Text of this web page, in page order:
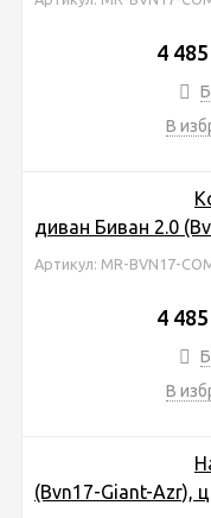
4 485
В
диван Биван 2.0
Артикул: MR-BVN17-
4 485
В
(Bvn17-Giant-Azr),